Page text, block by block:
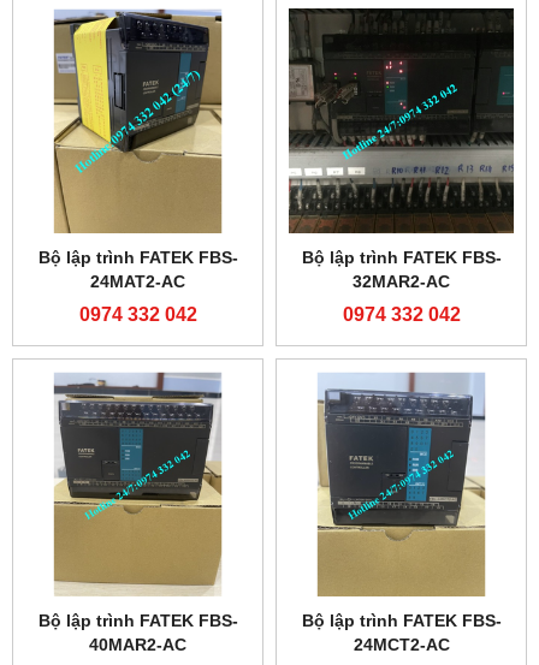
Bộ lập trình FATEK FBS-
24MAT2-AC
0974 332 042
Bộ lập trình FATEK FBS-
32MAR2-AC
0974 332 042
Bộ lập trình FATEK FBS-
40MAR2-AC
Bộ lập trình FATEK FBS-
24MCT2-AC